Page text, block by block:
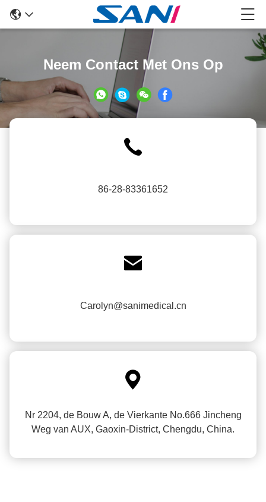
Neem Contact Met Ons Op
86-28-83361652

Carolyn@sanimedical.cn

Nr 2204, de Bouw A, de Vierkante No.666 Jincheng
Weg van AUX, Gaoxin-District, Chengdu, China.